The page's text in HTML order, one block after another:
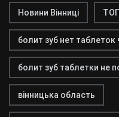
Новини Вінниці
болит зуб нет таблеток
болит зуб таблетки не
вінницька область